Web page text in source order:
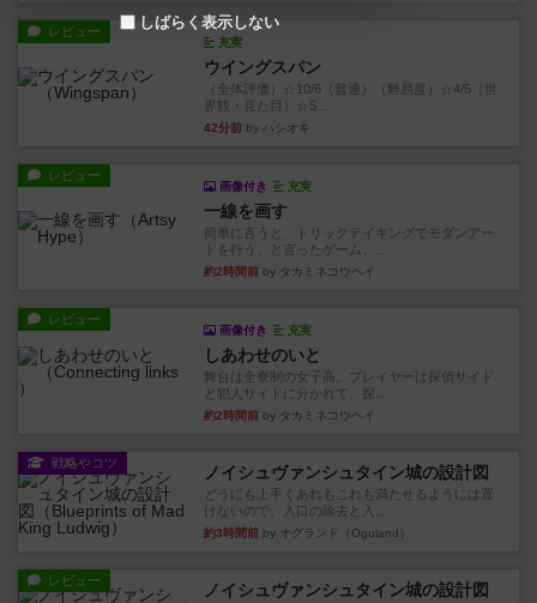
レビュー
充実
ウイングスパン
（全体評価）☆10/6（普通）（難易度）☆4/5（世
界観・見た目）☆5...
42分前 by ハシオキ
レビュー
画像付き 充実
一線を画す
簡単に言うと、トリックテイキングでモダンアー
トを行う、と言ったゲーム。...
約2時間前 by タカミネコウヘイ
レビュー
画像付き 充実
しあわせのいと
舞台は全寮制の女子高。プレイヤーは探偵サイド
と犯人サイドに分かれて、探...
約2時間前 by タカミネコウヘイ
戦略やコツ ノイシュヴァンシュタイン城の設計図
どうにも上手くあれもこれも満たせるようには置
けないので、入口の除去と入...
約3時間前 by オグランド（Oguland）
レビュー ノイシュヴァンシュタイン城の設計図
しばらく表示しない